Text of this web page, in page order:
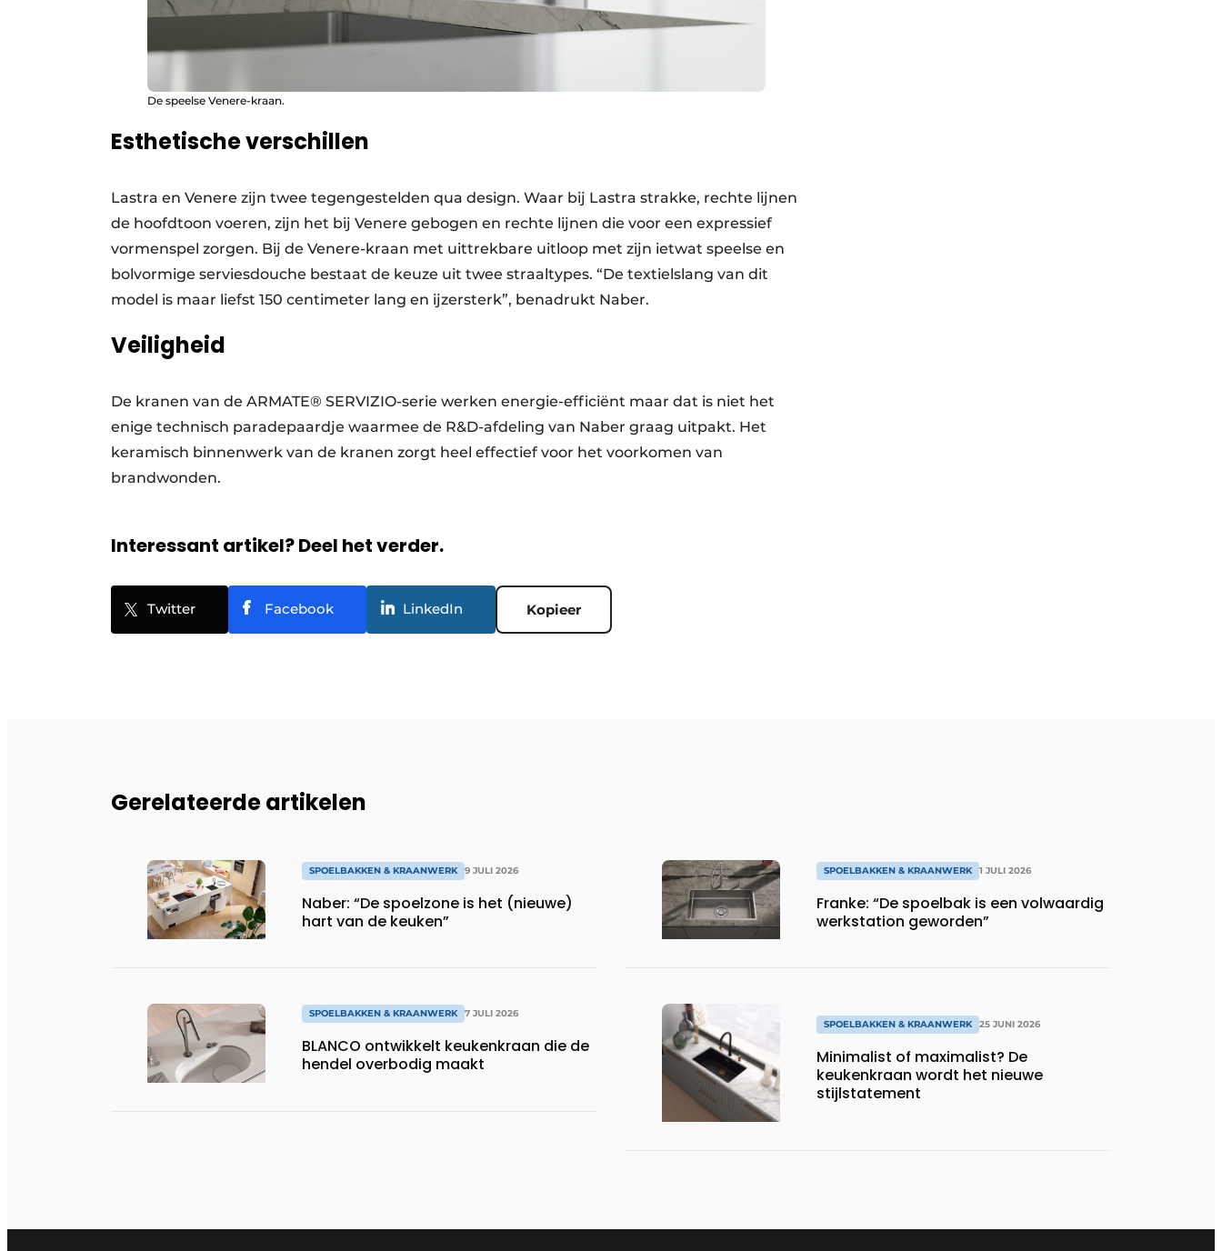
De speelse Venere-kraan.
Esthetische verschillen
Lastra en Venere zijn twee tegengestelden qua design. Waar bij Lastra strakke, rechte lijnen
de hoofdtoon voeren, zijn het bij Venere gebogen en rechte lijnen die voor een expressief
vormenspel zorgen. Bij de Venere-kraan met uittrekbare uitloop met zijn ietwat speelse en
bolvormige serviesdouche bestaat de keuze uit twee straaltypes. “De textielslang van dit
model is maar liefst 150 centimeter lang en ijzersterk”, benadrukt Naber.
Veiligheid
De kranen van de ARMATE® SERVIZIO-serie werken energie-efficiënt maar dat is niet het
enige technisch paradepaardje waarmee de R&D-afdeling van Naber graag uitpakt. Het
keramisch binnenwerk van de kranen zorgt heel effectief voor het voorkomen van
brandwonden.
Interessant artikel? Deel het verder.
Twitter Facebook LinkedIn Kopieer
Gerelateerde artikelen
SPOELBAKKEN & KRAANWERK 9 JULI 2026
Naber: “De spoelzone is het (nieuwe)
hart van de keuken”
SPOELBAKKEN & KRAANWERK 7 JULI 2026
BLANCO ontwikkelt keukenkraan die de
hendel overbodig maakt
SPOELBAKKEN & KRAANWERK 1 JULI 2026
Franke: “De spoelbak is een volwaardig
werkstation geworden”
SPOELBAKKEN & KRAANWERK 25 JUNI 2026
Minimalist of maximalist? De
keukenkraan wordt het nieuwe
stijlstatement